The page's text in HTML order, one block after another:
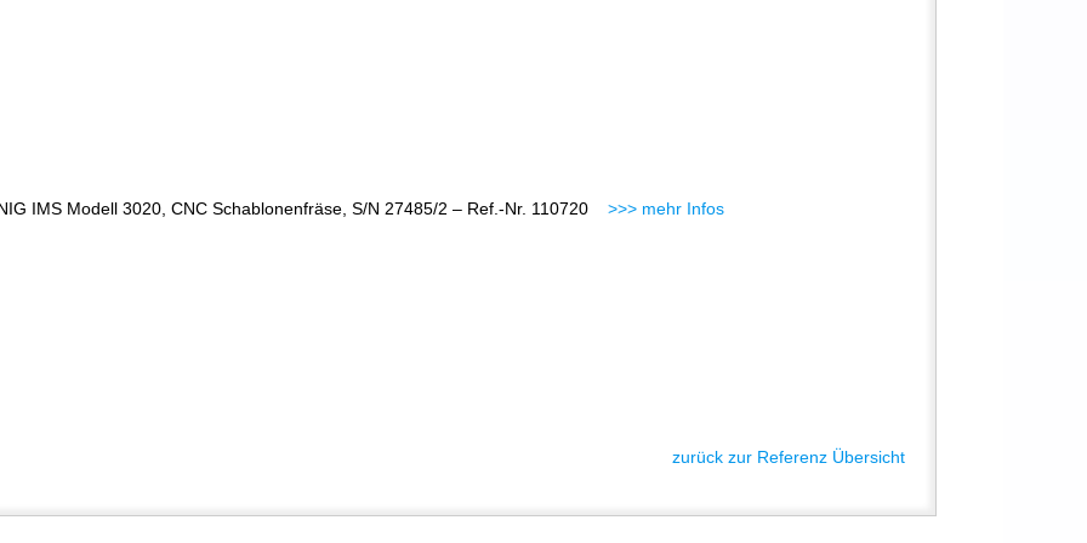
IMS Modell 3020, CNC Schablonenfräse, S/N 27485/2 – Ref.-Nr. 110720 >>> mehr Infos
zurück zur Referenz Übersicht